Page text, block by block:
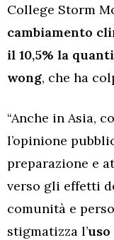
College Storm
cambiamento
il 10,5% la
wong, che ha
“Anche in Asia,
l’opinione
preparazione e
verso gli effetti
comunità e
stigmatizza l’